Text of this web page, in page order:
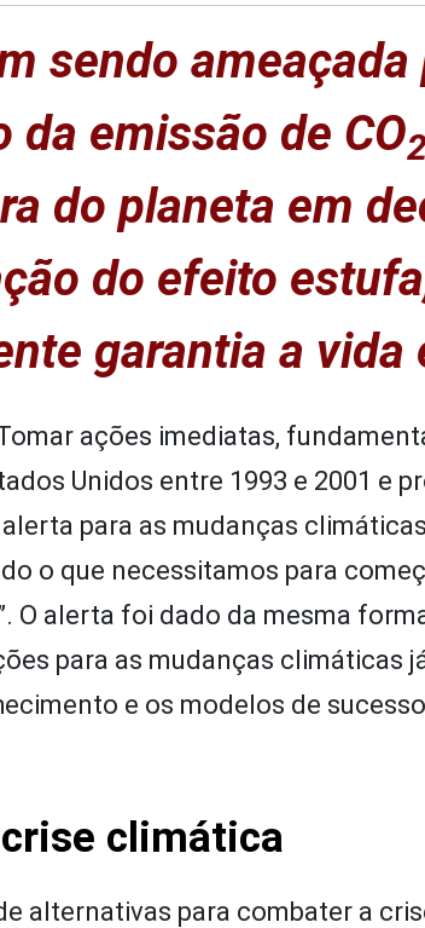
sendo
da emissão de CO2
do planeta em
do efeito
garantia a vida
ações imediatas,
Unidos entre 1993 e 2001 e
alerta para as mudanças
o que necessitamos para
O alerta foi dado da mesma
para as mudanças climáticas
e os modelos de
climática
alternativas para combater a